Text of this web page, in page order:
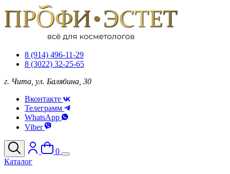
8 (914) 496-11-29
8 (3022) 32-25-65
г. Чита, ул. Балябина, 30
Вконтакте
Телеграмм
WhatsApp
Viber
0
Каталог